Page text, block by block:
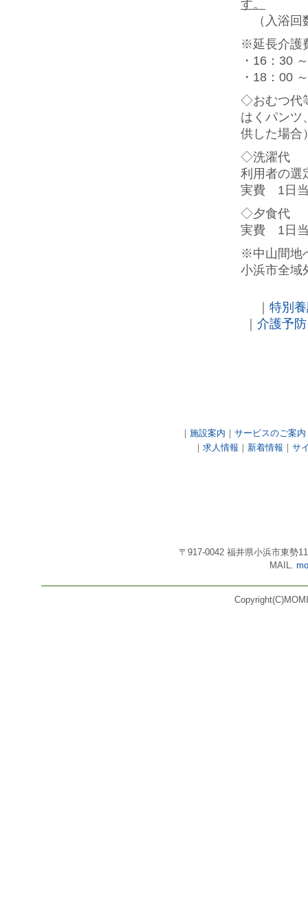
す。
（入浴回
※延長介護
・16：30
・18：00
◇おむつ代
はくパンツ
供した場
◇洗濯代
利用者の選
実費 1日
◇夕食代
実費 1日
※中山間地
小浜市全域
特別
介護予
｜ 施設案内 ｜ サービスのご案内
｜ 求人情報 ｜ 新着情報 ｜ サ
〒917-0042 福井県小浜市東勢
MAIL.